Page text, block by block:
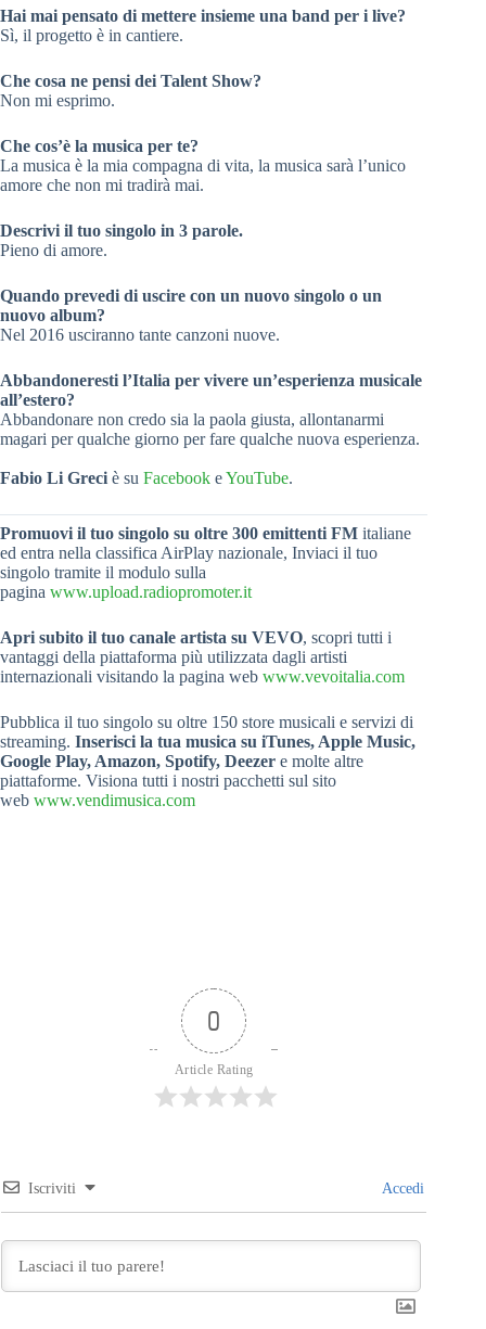
Hai mai pensato di mettere insieme una band per i live?
Sì, il progetto è in cantiere.
Che cosa ne pensi dei Talent Show?
Non mi esprimo.
Che cos’è la musica per te?
La musica è la mia compagna di vita, la musica sarà l’unico
amore che non mi tradirà mai.
Descrivi il tuo singolo in 3 parole.
Pieno di amore.
Quando prevedi di uscire con un nuovo singolo o un
nuovo album?
Nel 2016 usciranno tante canzoni nuove.
Abbandoneresti l’Italia per vivere un’esperienza musicale
all’estero?
Abbandonare non credo sia la paola giusta, allontanarmi
magari per qualche giorno per fare qualche nuova esperienza.
Fabio Li Greci è su Facebook eYouTube.
Promuovi il tuo singolo su oltre 300 emittenti FM italiane
ed entra nella classifica AirPlay nazionale, Inviaci il tuo
singolo tramite il modulo sulla
pagina www.upload.radiopromoter.it
Apri subito il tuo canale artista su VEVO, scopri tutti i
vantaggi della piattaforma più utilizzata dagli artisti
internazionali visitando la pagina web www.vevoitalia.com
Pubblica il tuo singolo su oltre 150 store musicali e servizi di
streaming. Inserisci la tua musica su iTunes, Apple Music,
Google Play, Amazon, Spotify, Deezer e molte altre
piattaforme. Visiona tutti i nostri pacchetti sul sito
web www.vendimusica.com
0
Article Rating
Iscriviti Accedi